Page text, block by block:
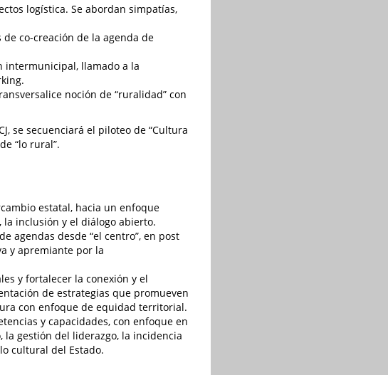
logística. Se abordan simpatías,
co-creación de la agenda de
intermunicipal, llamado a la
noción de “ruralidad” con
se secuenciará el piloteo de “Cultura
“lo rural”.
estatal, hacia un enfoque
inclusión y el diálogo abierto.
agendas desde “el centro”, en post
y apremiante por la
y fortalecer la conexión y el
de estrategias que promueven
con enfoque de equidad territorial.
y capacidades, con enfoque en
gestión del liderazgo, la incidencia
cultural del Estado.